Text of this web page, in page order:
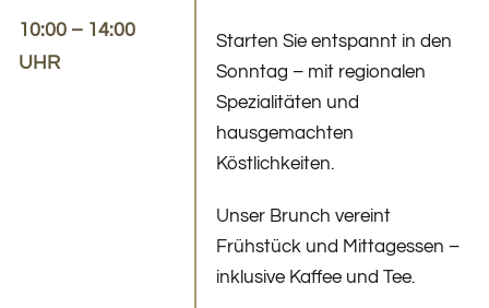
10:00 – 14:00
UHR
Starten Sie entspannt in den
Sonntag – mit regionalen
Spezialitäten und
hausgemachten
Köstlichkeiten.
Unser Brunch vereint
Frühstück und Mittagessen –
inklusive Kaffee und Tee.